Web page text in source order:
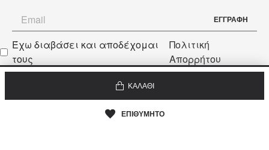
ΚΑΛΑΘΙ
ΕΠΙΘΥΜΗΤΟ
ΕΓΓΡΑΦΗ
Newsletter
Έχω διαβάσει και αποδέχομαι
τους
Πολιτική
Απορρήτου
© 2022 Takis Marakakis. All Rights Reserved.